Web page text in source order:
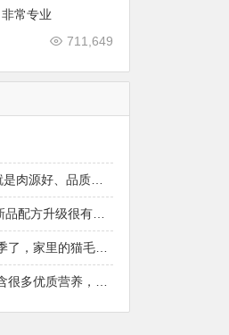
常专业
711,649
，都乐时磷虾鹿肉烘焙粮真的可以闭眼冲了！
都踩中了当下高端市场的需求点，期待后续的区域代理政策。
多起来了……太需要像都乐时这种28天就能改善毛发的产品！
油对毛发改善也很明显，都乐时太懂铲屎官想要什么了